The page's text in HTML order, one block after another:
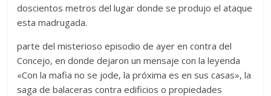
doscientos metros del lugar donde se produjo el ataque
esta madrugada.
parte del misterioso episodio de ayer en contra del
Concejo, en donde dejaron un mensaje con la leyenda
«Con la mafia no se jode, la próxima es en sus casas», la
saga de balaceras contra edificios o propiedades